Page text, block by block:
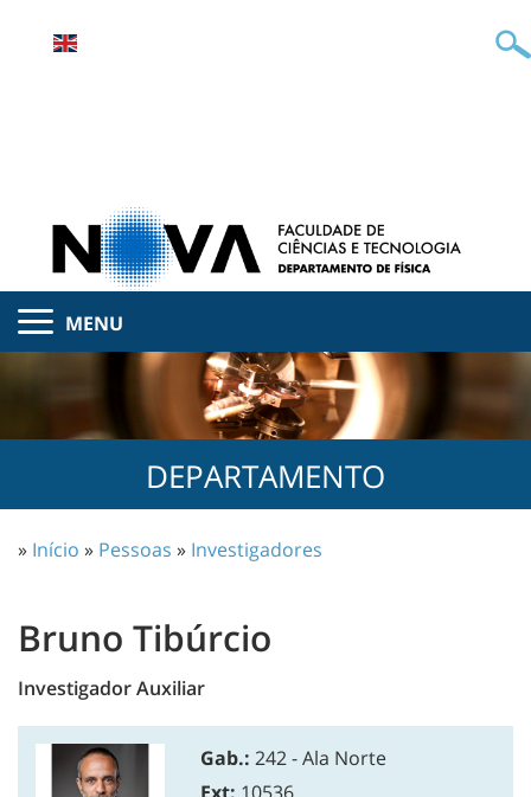
MENU
DEPARTAMENTO
» Início » Pessoas » Investigadores
Bruno Tibúrcio
Investigador Auxiliar
Gab.: 242 - Ala Norte